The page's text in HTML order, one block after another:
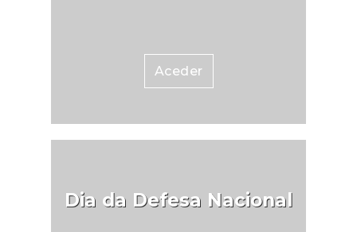
Aceder
Dia da Defesa Nacional